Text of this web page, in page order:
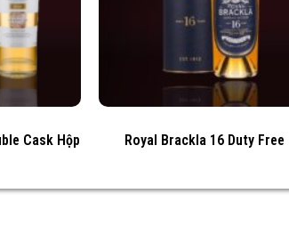
Cask Hộp
Royal Brackla 16 Duty Free